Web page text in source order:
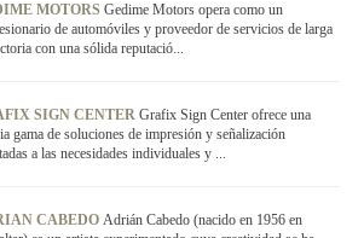
MOTORS Gedime Motors opera como un
de automóviles y proveedor de servicios de larga
con una sólida reputació...
SIGN CENTER Grafix Sign Center ofrece una
gama de soluciones de impresión y señalización
a las necesidades individuales y ...
CABEDO Adrián Cabedo (nacido en 1956 en